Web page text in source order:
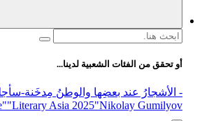
البحث
أو تحقق من الفئات الشعبية لدينا...
- الأشجارُ عند بعضِها والوطنُ مِدخَنة-
"Literary Asia 2025"Nikolay Gumilyov و poet